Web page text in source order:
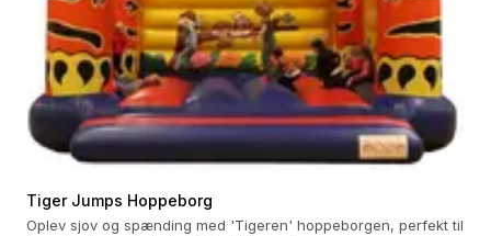
Tiger Jumps Hoppeborg
Oplev sjov og spænding med 'Tigeren' hoppeborgen, perfekt til